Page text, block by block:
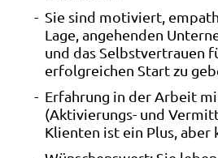
Sie sind motiviert,
Lage, angehenden
und das Selbstvertrauen
erfolgreichen Start zu
Erfahrung in der Arbeit
(Aktivierungs- und
Klienten ist ein Plus, aber